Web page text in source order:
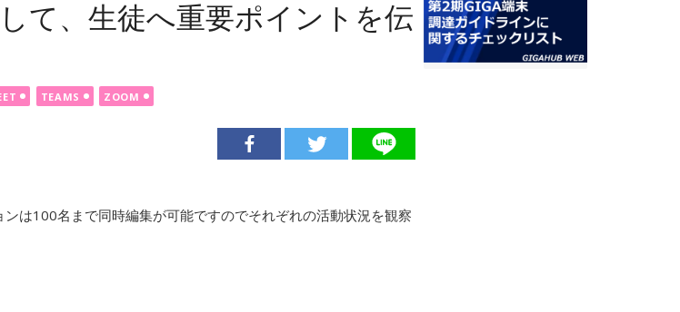
て、生徒へ重要ポイントを伝
TEAMS ZOOM
は100名まで同時編集が可能ですのでそれぞれの活動状況を観察